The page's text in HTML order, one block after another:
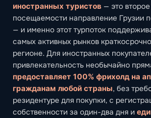
иностранных туристов — это
посещаемости направление Грузии
— и именно этот турпоток
самых активных рынков
регионе. Для иностранных
привлекательность необычайно
предоставляет 100% фрихолд на
гражданам любой страны, без
резидентуре для покупки, с
собственности за один-два дня и